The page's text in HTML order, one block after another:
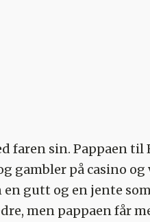
faren sin. Pappaen til
gambler på casino og
en gutt og en jente
men pappaen får